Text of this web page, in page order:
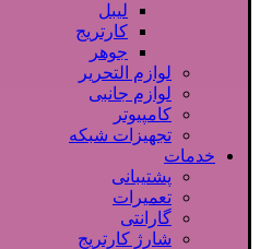
لیبل
کارتریج
جوهر
لوازم التحریر
لوازم جانبی
کامپیوتر
تجهیزات شبکه
خدمات
پشتیبانی
تعمیرات
گارانتی
شارژ کارتریج